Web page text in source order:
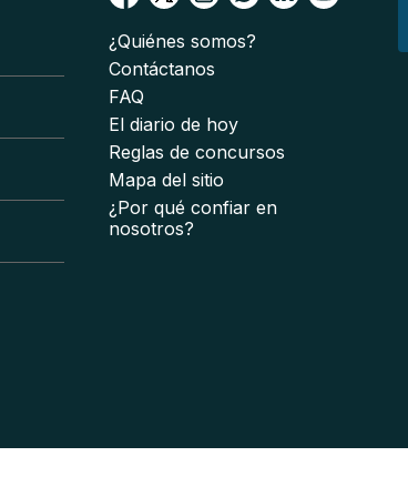
¿Quiénes somos?
Contáctanos
FAQ
El diario de hoy
Reglas de concursos
Mapa del sitio
¿Por qué confiar en
nosotros?